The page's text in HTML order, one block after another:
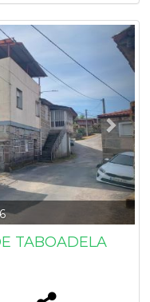
Next
TABOADELA